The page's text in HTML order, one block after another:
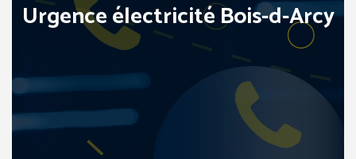
Urgence électricité Bois-d-Arcy